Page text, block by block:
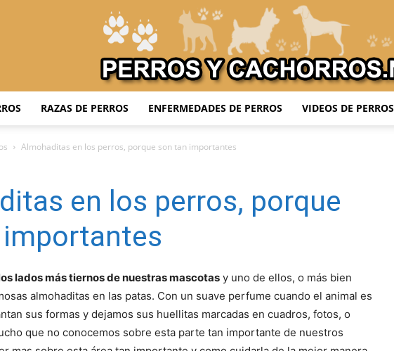
–
RAZAS DE PERROS ENFERMEDADES DE PERROS VIDEOS DE PERROS
Almohaditas en los perros, porque son tan importantes
en los perros, porque
lados más tiernos de nuestras mascotas y uno de ellos, o más bien
almohaditas en las patas. Con un suave perfume cuando el animal es
sus formas y dejamos sus huellitas marcadas en cuadros, fotos, o
que no conocemos sobre esta parte tan importante de nuestros